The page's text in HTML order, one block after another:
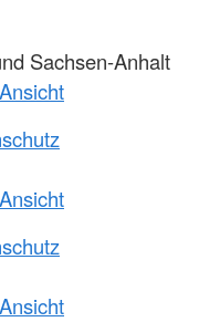
Sachsen-Anhalt